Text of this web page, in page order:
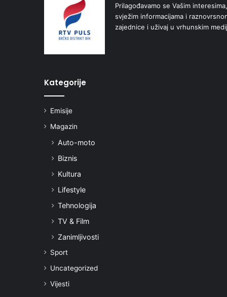
Prilagođavamo se Vašim
svježim informacijama i
zajednice i uživaj u vrhunskim
Kategorije
Emisije
Magazin
Auto-moto
Biznis
Kultura
Lifestyle
Tehnologija
TV & Film
Zanimljivosti
Sport
Uncategorized
Vijesti